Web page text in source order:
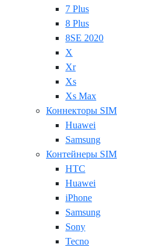
7 Plus
8 Plus
8SE 2020
X
Xr
Xs
Xs Max
Коннекторы SIM
Huawei
Samsung
Контейнеры SIM
HTC
Huawei
iPhone
Samsung
Sony
Tecno